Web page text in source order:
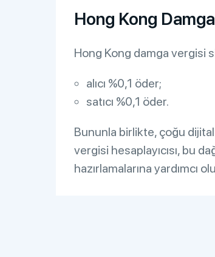
Hong Kong Damga
Hong Kong damga vergisi
alıcı %0,1 öder;
satıcı %0,1 öder.
Bununla birlikte, çoğu
vergisi hesaplayıcısı, bu
hazırlamalarına yardımcı